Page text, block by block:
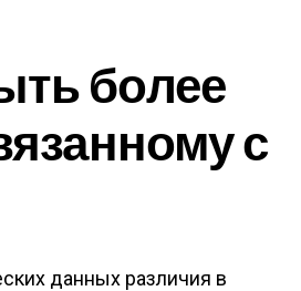
более
с
данных различия в